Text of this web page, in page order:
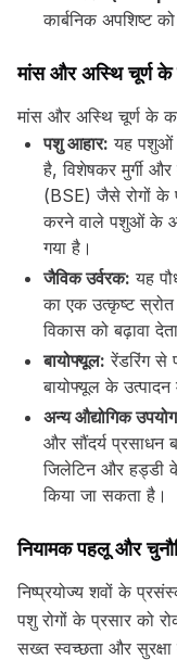
कार्बनिक अपशिष्ट
मांस और अस्थि चूर्ण के
मांस और अस्थि चूर्ण के
पशु आहार: यह पशुओं
है, विशेषकर मुर्गी
(BSE) जैसे रोगों के
करने वाले पशुओं के
गया है।
जैविक उर्वरक: यह
का एक उत्कृष्ट
विकास को बढ़ावा
बायोफ्यूल: रेंडरिंग से
बायोफ्यूल के
अन्य औद्योगिक
और सौंदर्य प्रसाधन
जिलेटिन और हड्डी
किया जा सकता है।
नियामक पहलू और
निष्प्रयोज्य शवों के
पशु रोगों के प्रसार को
सख्त स्वच्छता और